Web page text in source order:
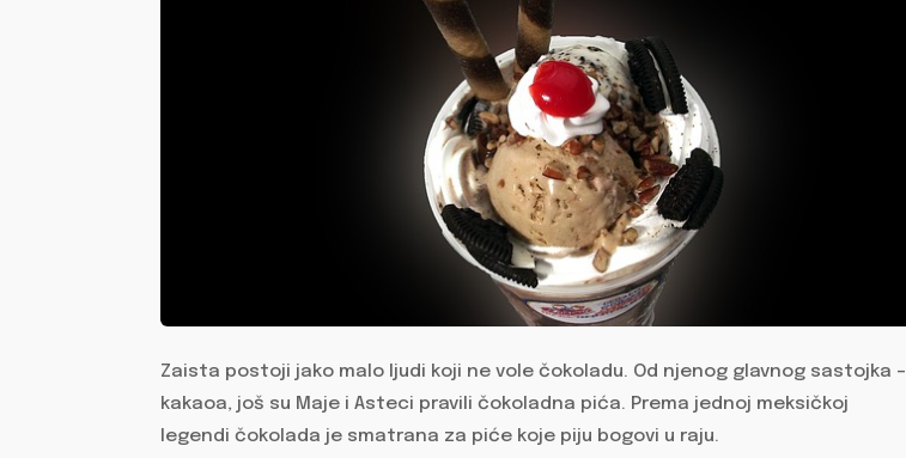
Zaista postoji jako malo ljudi koji ne vole čokoladu. Od njenog glavnog sastojka –
kakaoa, još su Maje i Asteci pravili čokoladna pića. Prema jednoj meksičkoj
legendi čokolada je smatrana za piće koje piju bogovi u raju.